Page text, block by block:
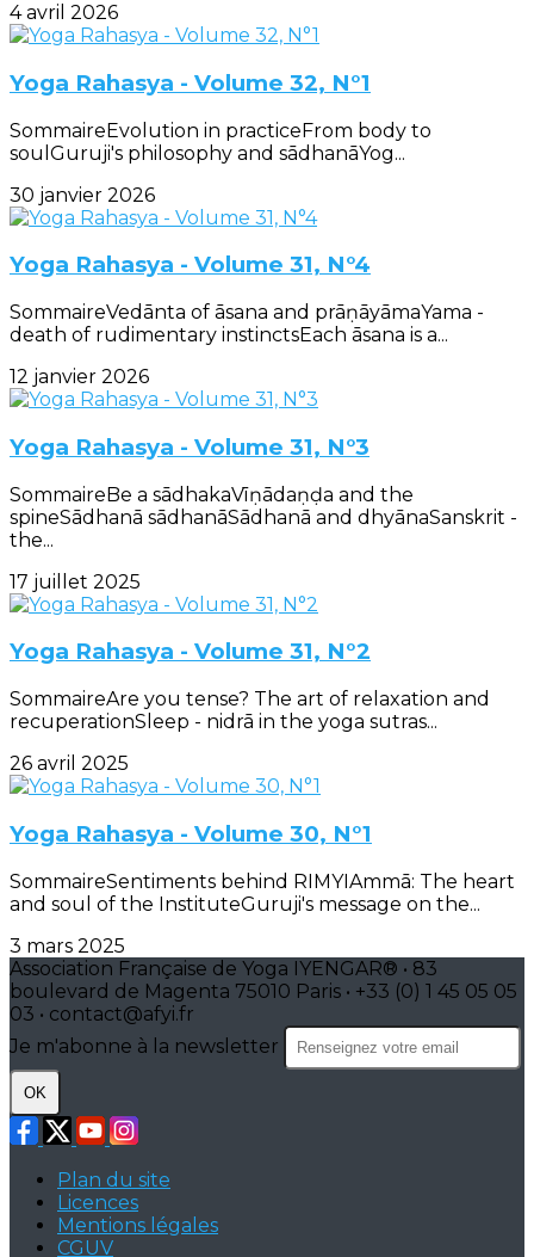
4 avril 2026
Yoga Rahasya - Volume 32, N°1
SommaireEvolution in practiceFrom body to
soulGuruji's philosophy and sādhanāYog...
30 janvier 2026
Yoga Rahasya - Volume 31, N°4
SommaireVedānta of āsana and prāṇāyāmaYama -
death of rudimentary instinctsEach āsana is a...
12 janvier 2026
Yoga Rahasya - Volume 31, N°3
SommaireBe a sādhakaVīṇādaṇḍa and the
spineSādhanā sādhanāSādhanā and dhyānaSanskrit -
the...
17 juillet 2025
Yoga Rahasya - Volume 31, N°2
SommaireAre you tense? The art of relaxation and
recuperationSleep - nidrā in the yoga sutras...
26 avril 2025
Yoga Rahasya - Volume 30, N°1
SommaireSentiments behind RIMYIAmmā: The heart
and soul of the InstituteGuruji's message on the...
3 mars 2025
Association Française de Yoga IYENGAR® • 83
boulevard de Magenta 75010 Paris • +33 (0) 1 45 05 05
03 • contact@afyi.fr
Je m'abonne à la newsletter
OK
Plan du site
Licences
Mentions légales
CGUV